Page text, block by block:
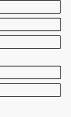
na pohřeb
let